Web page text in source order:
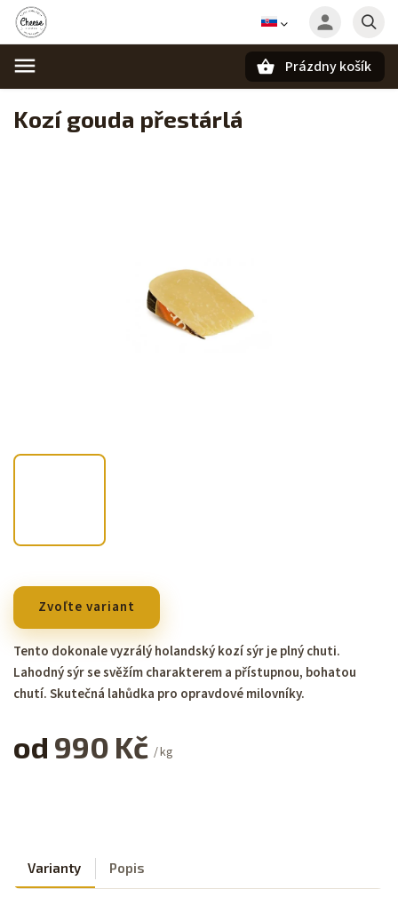
Prázdny košík
Kozí gouda přestárlá
od 990 Kč / kg
Zvoľte variant
Tento dokonale vyzrálý holandský kozí sýr je plný chuti.
Lahodný sýr se svěžím charakterem a přístupnou, bohatou
chutí. Skutečná lahůdka pro opravdové milovníky.
Varianty Popis